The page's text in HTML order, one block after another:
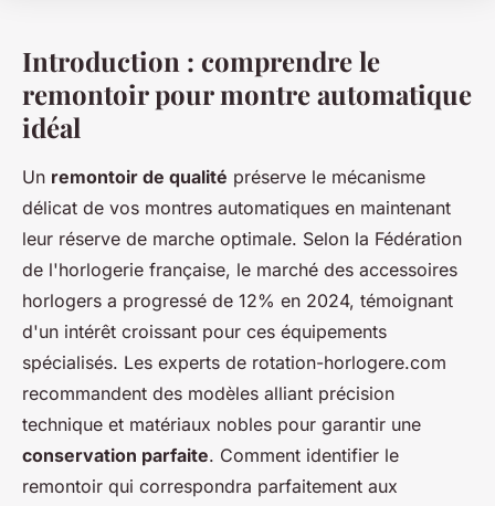
Introduction : comprendre le
remontoir pour montre automatique
idéal
Un remontoir de qualité préserve le mécanisme
délicat de vos montres automatiques en maintenant
leur réserve de marche optimale. Selon la Fédération
de l'horlogerie française, le marché des accessoires
horlogers a progressé de 12% en 2024, témoignant
d'un intérêt croissant pour ces équipements
spécialisés. Les experts de rotation-horlogere.com
recommandent des modèles alliant précision
technique et matériaux nobles pour garantir une
conservation parfaite. Comment identifier le
remontoir qui correspondra parfaitement aux